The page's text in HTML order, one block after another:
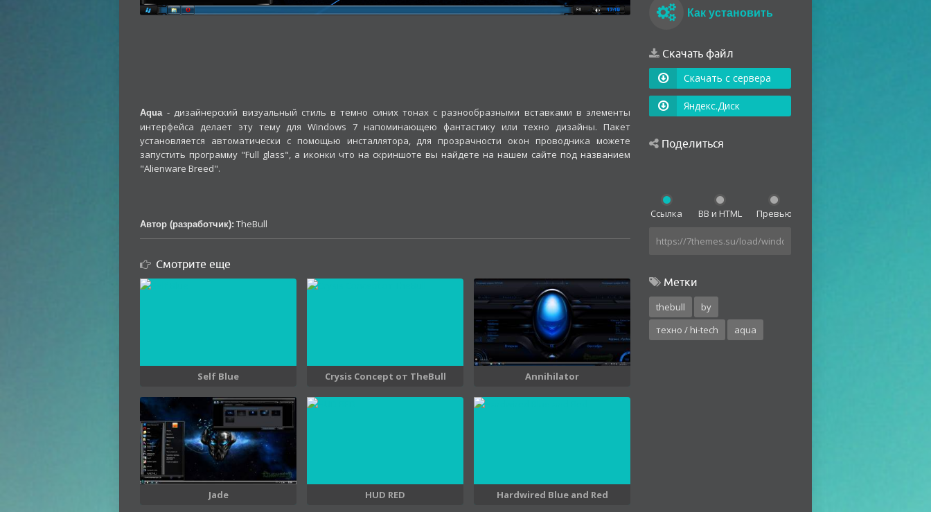
Aqua- дизайнерский визуальный стиль в темно синих тонах с разнообразными вставками в элементы
интерфейса делает эту тему для Windows 7 напоминающею фантастику или техно дизайны. Пакет
установляется автоматически с помощью инсталлятора, для прозрачности окон проводника можете
запустить программу "Full glass", а иконки что на скриншоте вы найдете на нашем сайте под названием
"Alienware Breed".
Автор (разработчик): TheBull
Смотрите еще
Self Blue Crysis Concept от TheBull Annihilator
Jade HUD RED Hardwired Blue and Red
Как установить
Скачать файл
Скачать с сервера
Яндекс.Диск
Поделиться
Ссылка BB и HTML Превью
Метки
thebull
by
техно / hi-tech
aqua